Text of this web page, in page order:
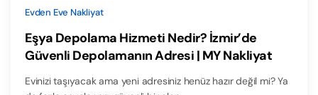
Evden Eve Nakliyat
Eşya Depolama Hizmeti Nedir? İzmir’de
Güvenli Depolamanın Adresi | MY Nakliyat
Evinizi taşıyacak ama yeni adresiniz henüz hazır değil mi? Ya